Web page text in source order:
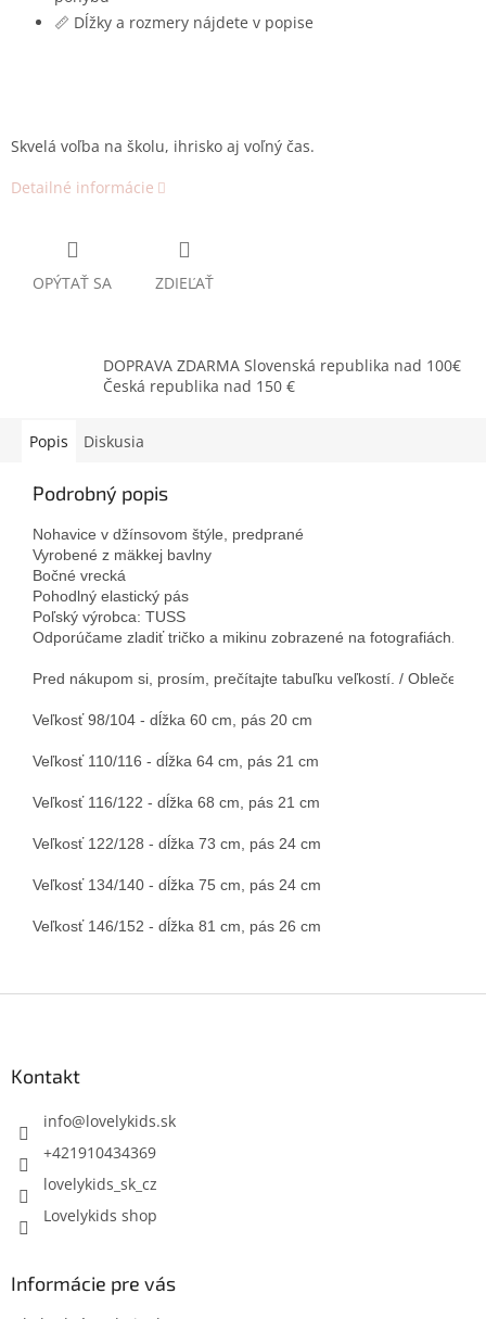
📏 Dĺžky a rozmery nájdete v popise
Skvelá voľba na školu, ihrisko aj voľný čas.
Detailné informácie
OPÝTAŤ SA ZDIEĽAŤ
DOPRAVA ZDARMA Slovenská republika nad 100€
Česká republika nad 150 €
Popis Diskusia
Podrobný popis
Nohavice v džínsovom štýle, predprané
Vyrobené z mäkkej bavlny
Bočné vrecká
Pohodlný elastický pás
Poľský výrobca: TUSS
Odporúčame zladiť tričko a mikinu zobrazené na fotografiách.
Pred nákupom si, prosím, prečítajte tabuľku veľkostí. / Oblečenie
Veľkosť 98/104 - dĺžka 60 cm, pás 20 cm
Veľkosť 110/116 - dĺžka 64 cm, pás 21 cm
Veľkosť 116/122 - dĺžka 68 cm, pás 21 cm
Veľkosť 122/128 - dĺžka 73 cm, pás 24 cm
Veľkosť 134/140 - dĺžka 75 cm, pás 24 cm
Veľkosť 146/152 - dĺžka 81 cm, pás 26 cm
Kontakt
info@lovelykids.sk
+421910434369
lovelykids_sk_cz
Lovelykids shop
Informácie pre vás